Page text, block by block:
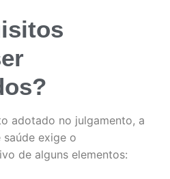
adotado no julgamento, a
exige o
de alguns elementos: